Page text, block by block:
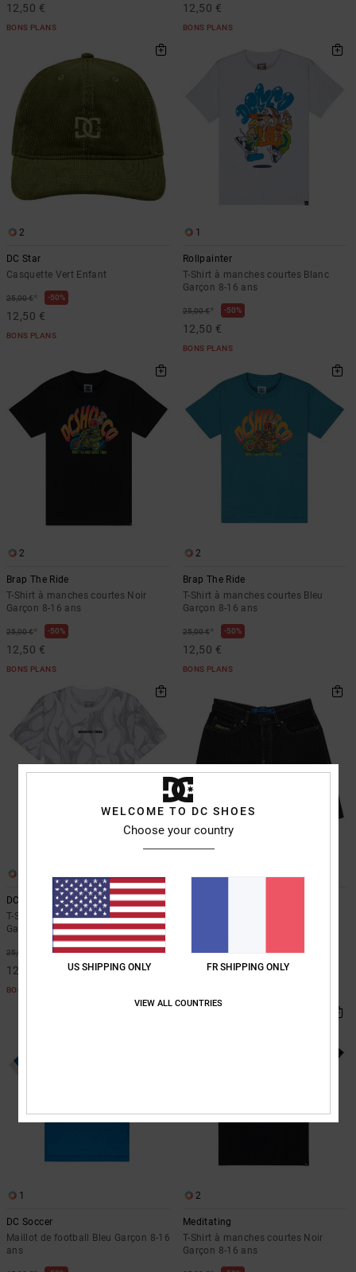
12,50 €
BONS PLANS
12,50 €
BONS PLANS
2
DC Star
Casquette Vert Enfant
25,00 €* 50%
12,50 €
BONS PLANS
1
Rollpainter
T-Shirt à manches courtes Blanc
Garçon 8-16 ans
25,00 €* 50%
12,50 €
BONS PLANS
2
Brap The Ride
T-Shirt à manches courtes Noir
Garçon 8-16 ans
25,00 €* 50%
12,50 €
BONS PLANS
2
Brap The Ride
T-Shirt à manches courtes Bleu
Garçon 8-16 ans
25,00 €* 50%
12,50 €
BONS PLANS
DC Liquid Fuego
T-Shirt à manches courtes Blanc
Garçon 8-16 ans
25,00 € 50%
12,50 €
BONS PLANS
55,00 €* 40%
33,00 €
1
DC Soccer
Maillot de football Bleu Garçon 8-16
ans
2
Meditating
T-Shirt à manches courtes Noir
Garçon 8-16 ans
WELCOME TO DC SHOES
Choose your country
US SHIPPING ONLY FR SHIPPING ONLY
VIEW ALL COUNTRIES